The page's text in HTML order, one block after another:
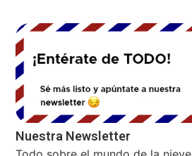
Nuestra Newsletter